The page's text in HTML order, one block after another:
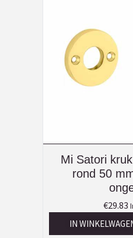
Mi Satori
rond 50
€29.83
IN